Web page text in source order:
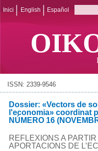
Inici English Español
ISSN: 2339-9546
Dossier: «Vectors de
l'economia» coordinat
NÚMERO 16
REFLEXIONS A
APORTACIONS DE